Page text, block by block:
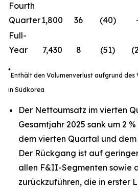
Fourth
Quarter1,800 36 (40)
Full-
Year
7,430 8 (51)
*
Enthält den Volumenverlust aufgrund des
in Südkorea
Der Nettoumsatz im vierten
Gesamtjahr 2025 sank um 2
dem vierten Quartal und dem
Der Rückgang ist auf
allen F&II-Segmenten sowie
zurückzuführen, die in erster